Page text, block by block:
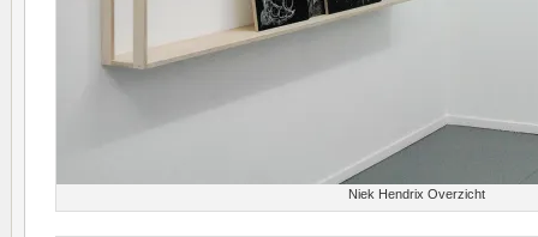
Niek Hendrix Overzicht